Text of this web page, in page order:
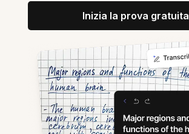
Inizia la prova gratuita